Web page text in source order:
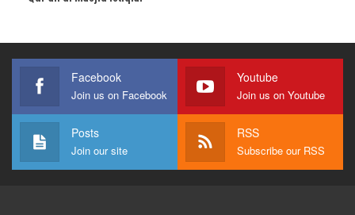
Facebook
Join us on Facebook
Youtube
Join us on Youtube
Posts
Join our site
RSS
Subscribe our RSS